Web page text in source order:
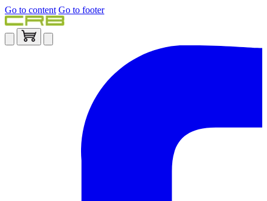
Go to content Go to footer